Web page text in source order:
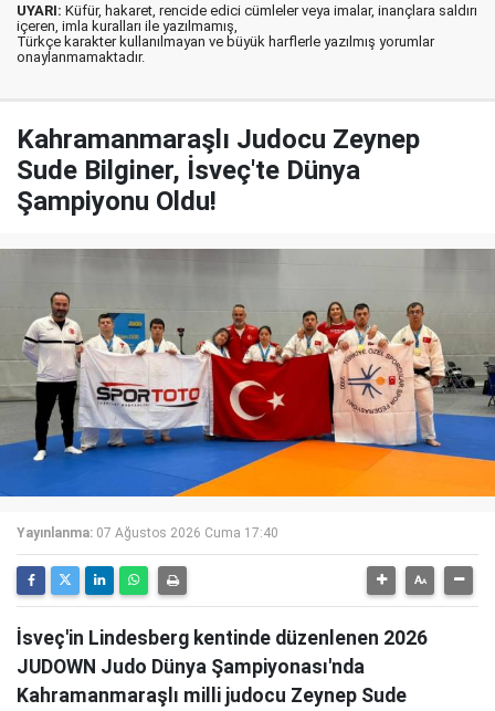
UYARI: Küfür, hakaret, rencide edici cümleler veya imalar, inançlara saldırı
içeren, imla kuralları ile yazılmamış,
Türkçe karakter kullanılmayan ve büyük harflerle yazılmış yorumlar
onaylanmamaktadır.
Kahramanmaraşlı Judocu Zeynep
Sude Bilginer, İsveç'te Dünya
Şampiyonu Oldu!
Yayınlanma: 07 Ağustos 2026 Cuma 17:40
İsveç'in Lindesberg kentinde düzenlenen 2026
JUDOWN Judo Dünya Şampiyonası'nda
Kahramanmaraşlı milli judocu Zeynep Sude